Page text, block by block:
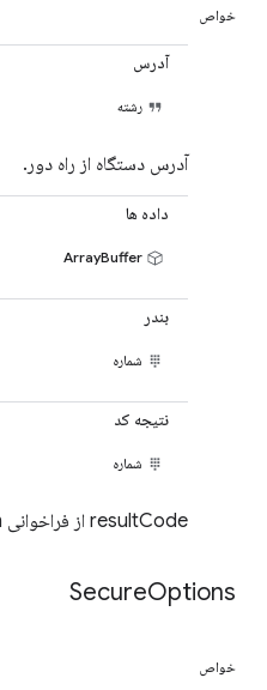
خواص
آدرس
رشته
آدرس دستگاه از راه دور.
داده ها
بندر
شماره
نتیجه کد
شماره
resultCode از فراخوانی recvfrom() زیرین بازگشت.
SecureOptions
خواص